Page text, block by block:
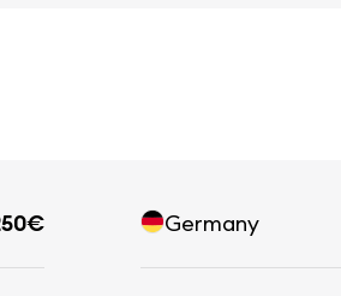
Germany